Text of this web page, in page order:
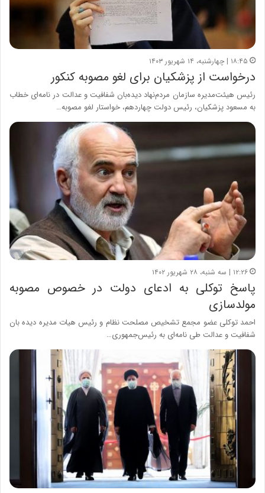
۱۸:۴۵ | چهارشنبه، ۱۴ شهریور ۱۴۰۳
درخواست از پزشکیان برای لغو مصوبه کنکور
رئیس هیئت‌مدیره سازمان مردم‌نهاد دیده‌بان شفافیت و عدالت در نامه‌ای خطاب
به مسعود پزشکیان، رئیس دولت چهاردهم، خواستار لغو مصوبه…
۱۲:۲۶ | سه شنبه، ۲۸ شهریور ۱۴۰۲
پاسخ توکلی به ادعای دولت در خصوص مصوبه
مولدسازی
احمد توکلی عضو مجمع تشخیص مصلحت نظام و رئیس هیات مدیره دیده بان
شفافیت و عدالت طی نامه‌ای به رئیس‌جمهوری…